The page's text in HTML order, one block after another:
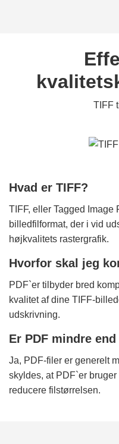
TIFF
Hvad er TIFF?
TIFF, eller Tagged Image
billedfilformat, der i vid
højkvalitets rastergrafik.
Hvorfor skal jeg
PDF`er tilbyder bred
kvalitet af dine TIFF-
udskrivning.
Er PDF mindre end
Ja, PDF-filer er generelt
skyldes, at PDF`er
reducere filstørrelsen.